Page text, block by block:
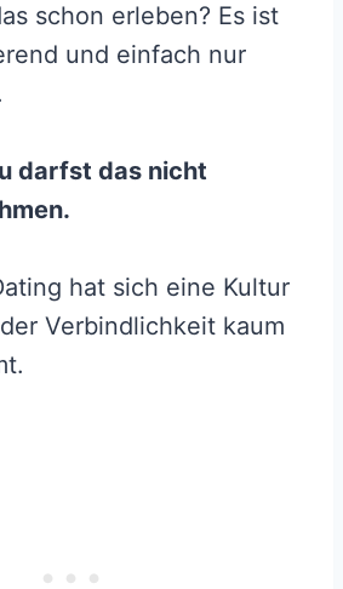
schon erleben? Es ist
und einfach nur
darfst das nicht
hat sich eine Kultur
Verbindlichkeit kaum